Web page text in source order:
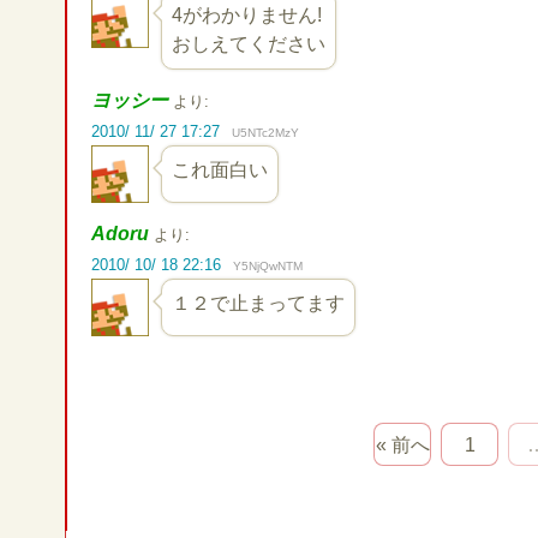
4がわかりません!
おしえてください
ヨッシー より:
2010/ 11/ 27 17:27
U5NTc2MzY
これ面白い
Adoru より:
2010/ 10/ 18 22:16
Y5NjQwNTM
１２で止まってます
« 前へ 1